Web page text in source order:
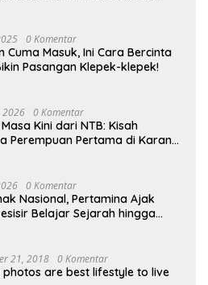
0 Komentar
Cuma Masuk, Ini Cara Bercinta
Pasangan Klepek-klepek!
2026 0 Komentar
Kini dari NTB: Kisah
Perempuan Pertama di Karang
0 Komentar
Nasional, Pertamina Ajak
Belajar Sejarah hingga
21, 2018 0 Komentar
photos are best lifestyle to live